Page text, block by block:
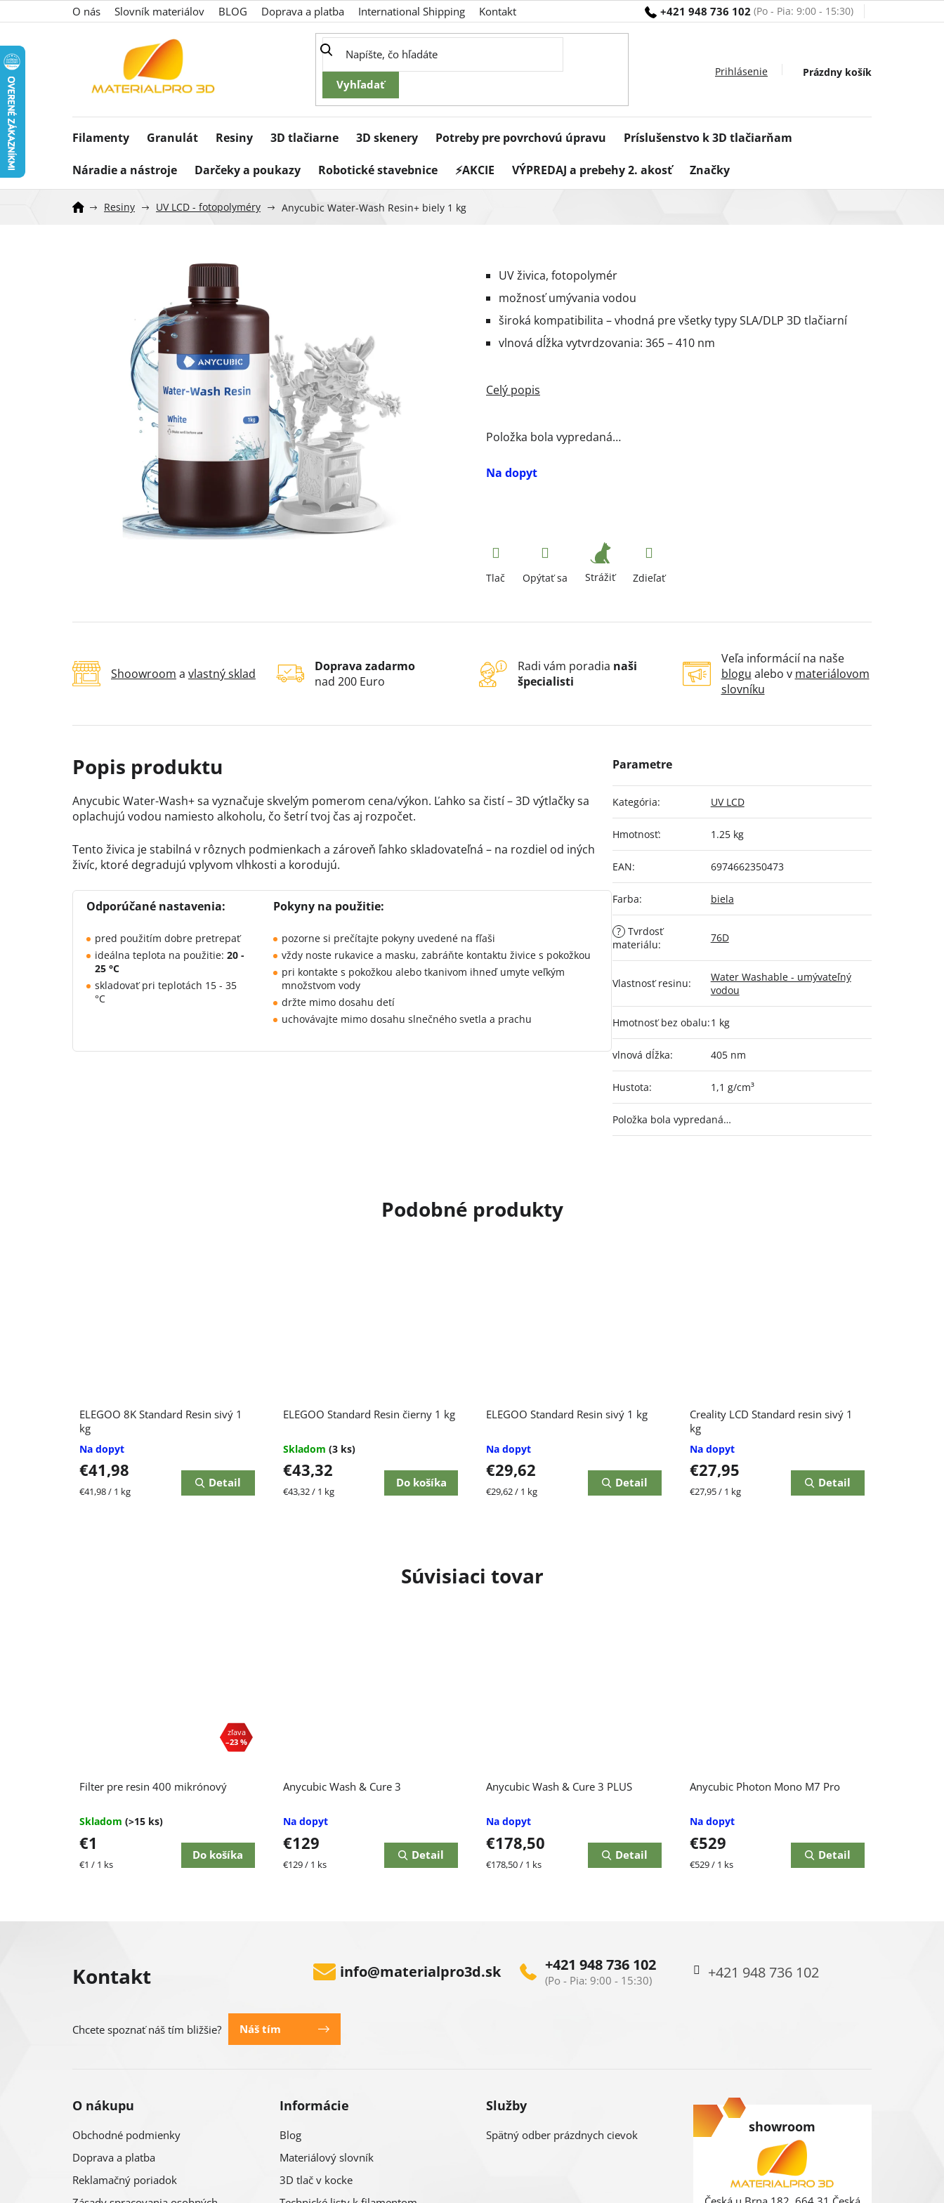
na
+421 948 736 102
O nás Slovník materiálov BLOG Doprava a platba International Shipping Kontakt
Nákupný
Prázdny košík
Filamenty Granulát Resiny 3D tlačiarne 3D skenery Potreby pre povrchovú úpravu Príslušenstvo k 3D tlačiarňam
Náradie a nástroje Darčeky a poukazy Robotické stavebnice ⚡AKCIE VÝPREDAJ a prebehy 2. akosť Značky
Resiny UV LCD - fotopolyméry Anycubic Water-Wash Resin+ biely 1 kg
Na dopyt
Položka bola vypredaná…
UV živica, fotopolymér
možnosť umývania vodou
široká kompatibilita – vhodná pre všetky typy SLA/DLP 3D tlačiarní
vlnová dĺžka vytvrdzovania: 365 – 410 nm
Tlač Opýtať sa Strážiť Zdieľať
Shoowroom a vlastný sklad
Doprava zadarmo
nad 200 Euro
Radi vám poradia naši
špecialisti
Veľa informácií na naše
blogu alebo v materiálovom
slovníku
Súvisiaci tovar
–23 %
Filter pre resin 400 mikrónový
Skladom (>15 ks)
€1
Jednotková
€1 / 1 ks
Do košíka
Anycubic Wash & Cure 3
Na dopyt
€129
Jednotková
€129 / 1 ks
Detail
Anycubic Wash & Cure 3 PLUS
Na dopyt
€178,50
Jednotková
€178,50 / 1 ks
Detail
Anycubic Photon Mono M7 Pro
Na dopyt
€529
Jednotková
€529 / 1 ks
Detail
Anycubic Water-Wash+ sa vyznačuje skvelým pomerom cena/výkon. Ľahko sa čistí – 3D výtlačky sa
oplachujú vodou namiesto alkoholu, čo šetrí tvoj čas aj rozpočet.
Tento živica je stabilná v rôznych podmienkach a zároveň ľahko skladovateľná – na rozdiel od iných
živíc, ktoré degradujú vplyvom vlhkosti a korodujú.
Odporúčané nastavenia:
pred použitím dobre pretrepať
ideálna teplota na použitie: 20 -
25 °C
skladovať pri teplotách 15 - 35
°C
Pokyny na použitie:
pozorne si prečítajte pokyny uvedené na fľaši
vždy noste rukavice a masku, zabráňte kontaktu živice s pokožkou
pri kontakte s pokožkou alebo tkanivom ihneď umyte veľkým
množstvom vody
držte mimo dosahu detí
uchovávajte mimo dosahu slnečného svetla a prachu
Kategória: UV LCD
Hmotnosť: 1.25 kg
EAN: 6974662350473
Farba: biela
? Tvrdosť
materiálu:
76D
Vlastnosť resinu:
Water Washable - umývateľný
vodou
Hmotnosť bez obalu:1 kg
vlnová dĺžka: 405 nm
Hustota: 1,1 g/cm³
Položka bola vypredaná…
ELEGOO 8K Standard Resin sivý 1
kg
Na dopyt
€41,98
Jednotková
€41,98 / 1 kg
Detail
ELEGOO Standard Resin čierny 1 kg
Skladom (3 ks)
€43,32
Jednotková
€43,32 / 1 kg
Do košíka
ELEGOO Standard Resin sivý 1 kg
Na dopyt
€29,62
Jednotková
€29,62 / 1 kg
Detail
Creality LCD Standard resin sivý 1
kg
Na dopyt
€27,95
Jednotková
€27,95 / 1 kg
Detail
Kontakt info@materialpro3d.sk +421 948 736 102 +421 948 736 102
Chcete spoznať náš tím bližšie? Náš tím
O nákupu
Obchodné podmienky
Doprava a platba
Reklamačný poriadok
Informácie
Blog
Materiálový slovník
3D tlač v kocke
Služby
Spätný odber prázdnych cievok showroom